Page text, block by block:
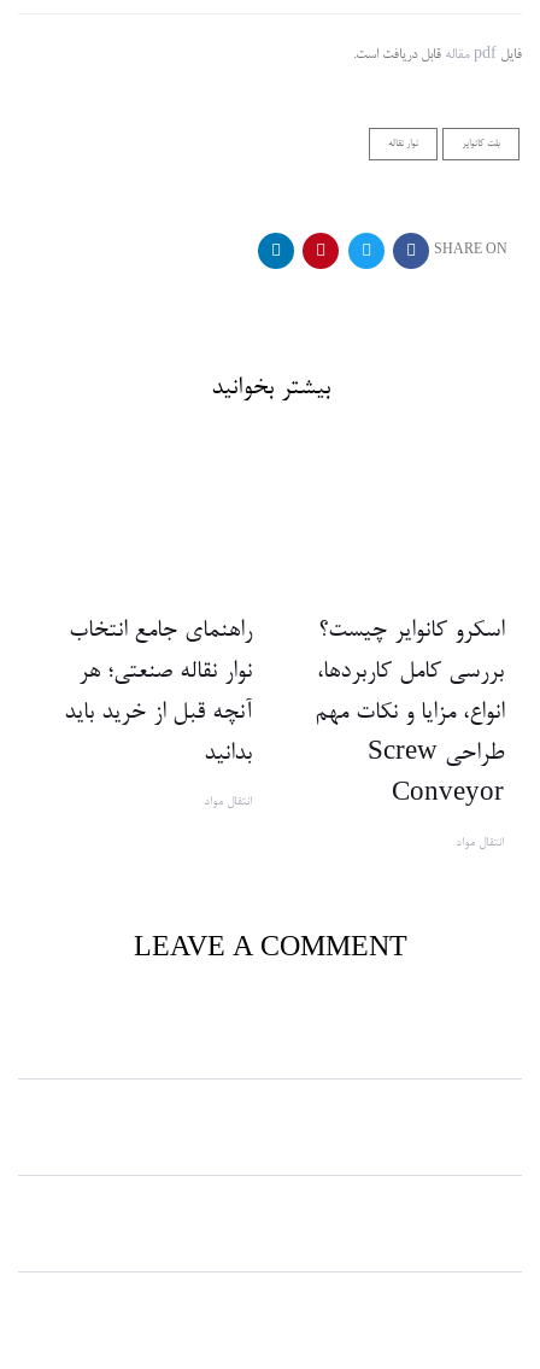
فایل قابل دریافت است.
بلت کانوایر نوار نقاله
SHARE ON
بیشتر بخوانید
اسکرو کانوایر چیست؟
بررسی کامل کاربردها،
انواع، مزایا و نکات مهم
طراحی Screw
Conveyor
انتقال مواد
راهنمای جامع انتخاب
نوار نقاله صنعتی؛ هر
آنچه قبل از خرید باید
بدانید
انتقال مواد
LEAVE A COMMENT